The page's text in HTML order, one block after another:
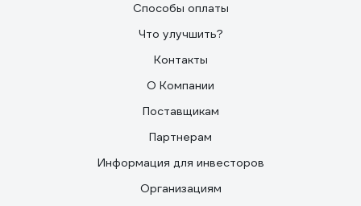
Способы оплаты
Что улучшить?
Контакты
О Компании
Поставщикам
Партнерам
Информация для инвесторов
Организациям